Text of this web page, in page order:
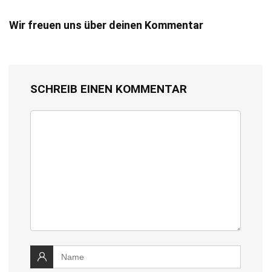
Wir freuen uns über deinen Kommentar
SCHREIB EINEN KOMMENTAR